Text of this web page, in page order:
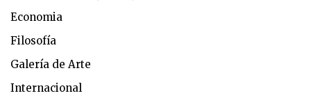
Economia
Filosofía
Galería de Arte
Internacional